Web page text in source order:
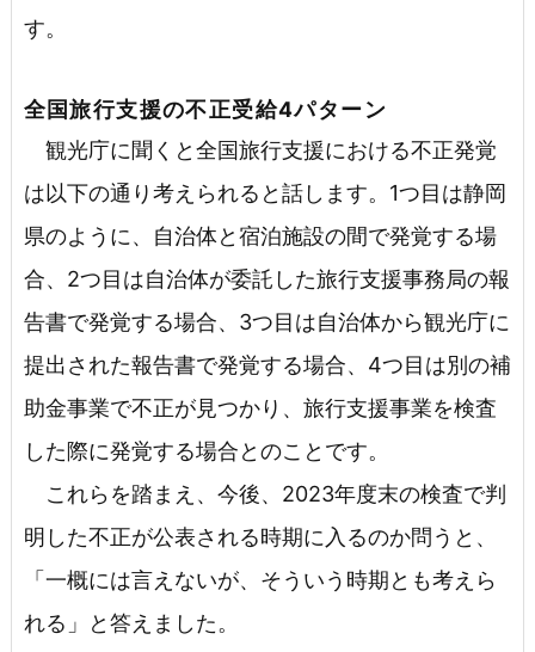
す。
全国旅行支援の不正受給4パターン
観光庁に聞くと全国旅行支援における不正発覚
は以下の通り考えられると話します。1つ目は静岡
県のように、自治体と宿泊施設の間で発覚する場
合、2つ目は自治体が委託した旅行支援事務局の報
告書で発覚する場合、3つ目は自治体から観光庁に
提出された報告書で発覚する場合、4つ目は別の補
助金事業で不正が見つかり、旅行支援事業を検査
した際に発覚する場合とのことです。
これらを踏まえ、今後、2023年度末の検査で判
明した不正が公表される時期に入るのか問うと、
「一概には言えないが、そういう時期とも考えら
れる」と答えました。